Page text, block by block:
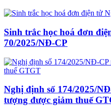
Sinh trắc học hoá đơn
70/2025/NĐ-CP
Nghị định số 174/2025/
tượng được giảm thuế